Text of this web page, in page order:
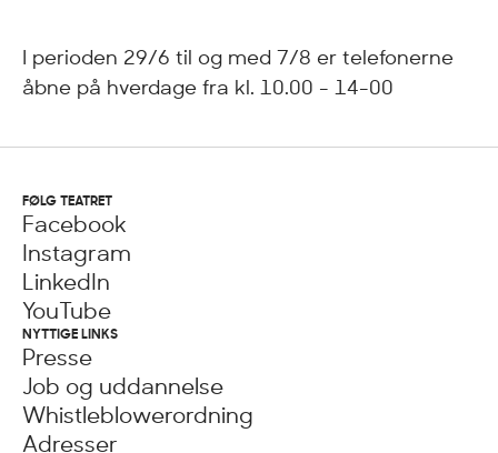
I perioden 29/6 til og med 7/8 er telefonerne
åbne på hverdage fra kl. 10.00 - 14-00
NYTTIGE LINKS
Presse
Job og uddannelse
Whistleblowerordning
Adresser
FØLG TEATRET
Facebook
Instagram
LinkedIn
YouTube